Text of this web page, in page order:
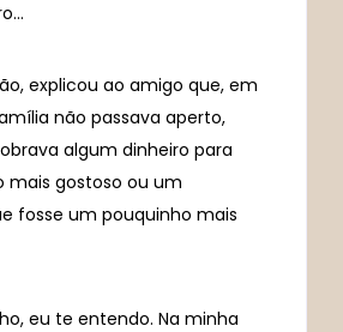
explicou ao amigo que, em
não passava aperto,
algum dinheiro para
mais gostoso ou um
fosse um pouquinho mais
eu te entendo. Na minha